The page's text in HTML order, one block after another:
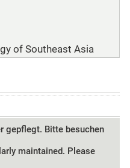
of Southeast Asia
gepflegt. Bitte besuchen
maintained. Please